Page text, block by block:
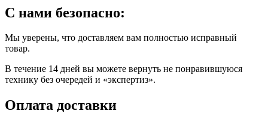
С нами безопасно:
Мы уверены, что доставляем вам полностью исправный
товар.
В течение 14 дней вы можете вернуть не понравившуюся
технику без очередей и «экспертиз».
Оплата доставки